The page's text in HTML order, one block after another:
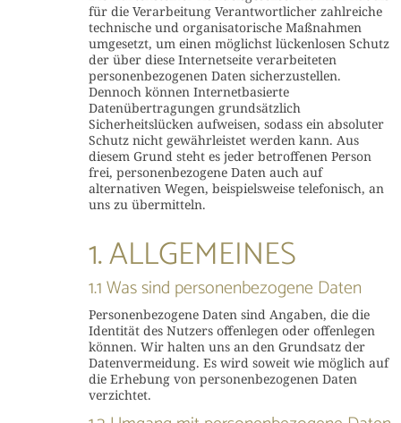
für die Verarbeitung Verantwortlicher zahlreiche
technische und organisatorische Maßnahmen
umgesetzt, um einen möglichst lückenlosen Schutz
der über diese Internetseite verarbeiteten
personenbezogenen Daten sicherzustellen.
Dennoch können Internetbasierte
Datenübertragungen grundsätzlich
Sicherheitslücken aufweisen, sodass ein absoluter
Schutz nicht gewährleistet werden kann. Aus
diesem Grund steht es jeder betroffenen Person
frei, personenbezogene Daten auch auf
alternativen Wegen, beispielsweise telefonisch, an
uns zu übermitteln.
1. ALLGEMEINES
1.1 Was sind personenbezogene Daten
Personenbezogene Daten sind Angaben, die die
Identität des Nutzers offenlegen oder offenlegen
können. Wir halten uns an den Grundsatz der
Datenvermeidung. Es wird soweit wie möglich auf
die Erhebung von personenbezogenen Daten
verzichtet.